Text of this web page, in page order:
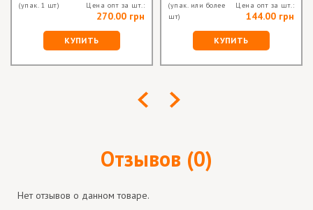
(упак. 1 шт) Цена опт за шт.:
270.00 грн
КУПИТЬ
(упак. или более
шт)
Цена опт за шт.:
144.00 грн
КУПИТЬ
Отзывов (0)
Нет отзывов о данном товаре.